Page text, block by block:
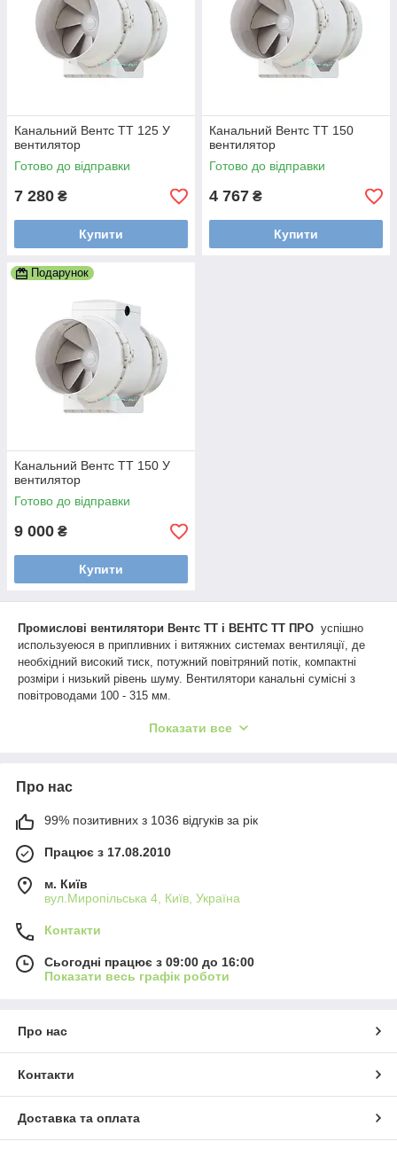
Канальний Вентс ТТ 125 У
вентилятор
Готово до відправки
7 280 ₴
Купити
Канальний Вентс ТТ 150
вентилятор
Готово до відправки
4 767 ₴
Купити
Подарунок
Канальний Вентс ТТ 150 У
вентилятор
Готово до відправки
9 000 ₴
Купити
Промислові вентилятори Вентс ТТ і ВЕНТС ТТ ПРО успішно
используеюся в припливних і витяжних системах вентиляції, де
необхідний високий тиск, потужний повітряний потік, компактні
розміри і низький рівень шуму. Вентилятори канальні сумісні з
повітроводами 100 - 315 мм.
туалет и гардеробная, кухня-студия и прихожая, коттедж и
магазин, кафе и ресторан, салон красоты и стоматологический
кабинет, СТО и мастерская, теплица и животноводческая ферма,
офис и поликлиника, детский сад и школа, а также множество
других мест где можно применить универсальный вентилятор в
пластиковом корпусе
Для консультації та замовлення промислового
Показати все
Про нас
99% позитивних з 1036 відгуків за рік
Працює з 17.08.2010
м. Київ
вул.Миропільська 4, Київ, Україна
Контакти
Сьогодні працює з 09:00 до 16:00
Показати весь графік роботи
Про нас
Контакти
Доставка та оплата